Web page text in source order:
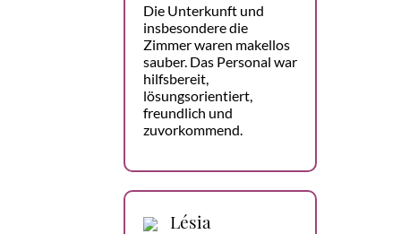
Die Unterkunft und
insbesondere die
Zimmer waren makellos
sauber. Das Personal war
hilfsbereit,
lösungsorientiert,
freundlich und
zuvorkommend.
Lésia